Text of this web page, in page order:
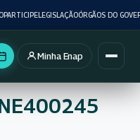
PARTICIPELEGISLAÇÃOÓRGÃOS DO
Minha Enap